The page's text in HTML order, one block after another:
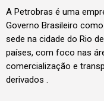
A Petrobras é uma
Governo Brasileiro
sede na cidade do Rio
países, com foco nas
comercialização e
derivados .